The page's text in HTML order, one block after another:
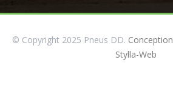
© Copyright 2025 Pneus DD. Conception
Stylla-Web